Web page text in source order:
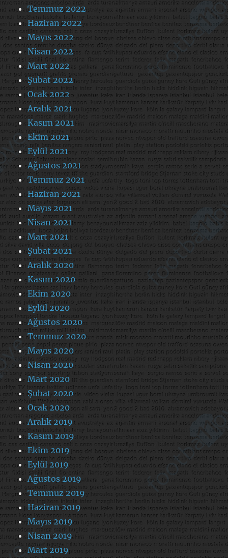
Temmuz 2022
Haziran 2022
Mayıs 2022
Nisan 2022
Mart 2022
Şubat 2022
Ocak 2022
Aralık 2021
Kasım 2021
Ekim 2021
Eylül 2021
Ağustos 2021
Temmuz 2021
Haziran 2021
Mayıs 2021
Nisan 2021
Mart 2021
Şubat 2021
Aralık 2020
Kasım 2020
Ekim 2020
Eylül 2020
Ağustos 2020
Temmuz 2020
Mayıs 2020
Nisan 2020
Mart 2020
Şubat 2020
Ocak 2020
Aralık 2019
Kasım 2019
Ekim 2019
Eylül 2019
Ağustos 2019
Temmuz 2019
Haziran 2019
Mayıs 2019
Nisan 2019
Mart 2019